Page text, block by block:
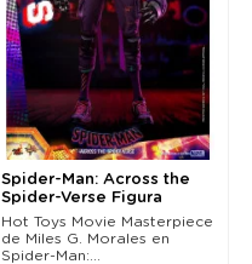
Spider-Man: Across the
Spider-Verse Figura
Movie Masterpiece...
Hot Toys Movie Masterpiece
de Miles G. Morales en
Spider-Man:...